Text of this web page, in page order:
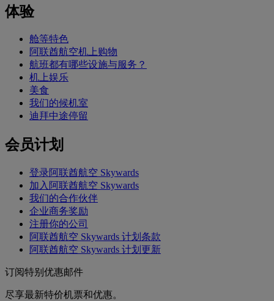
体验
舱等特色
阿联酋航空机上购物
航班都有哪些设施与服务？
机上娱乐
美食
我们的候机室
迪拜中途停留
会员计划
登录阿联酋航空 Skywards
加入阿联酋航空 Skywards
我们的合作伙伴
企业商务奖励
注册你的公司
阿联酋航空 Skywards 计划条款
阿联酋航空 Skywards 计划更新
订阅特别优惠邮件
尽享最新特价机票和优惠。